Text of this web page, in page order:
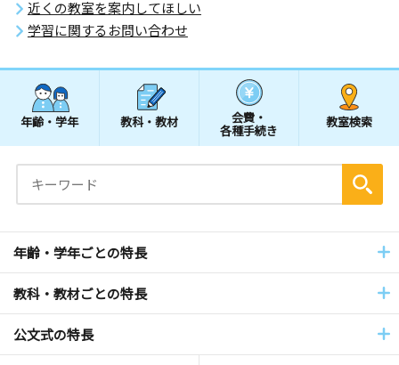
近くの教室を案内してほしい
学習に関するお問い合わせ
年齢・学年 教科・教材 会費・
各種手続き
教室検索
年齢・学年ごとの特長
教科・教材ごとの特長
公文式の特長